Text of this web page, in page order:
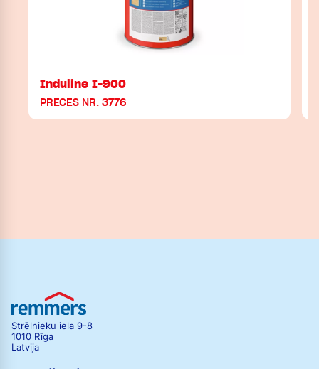
Induline I-900
PRECES NR. 3776
Strēlnieku iela 9-8
1010 Rīga
Latvija